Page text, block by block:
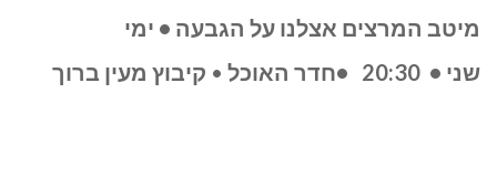
מיטב המרצים אצלנו על הגבעה • ימי
שני •
•חדר האוכל • קיבוץ מעין ברוך